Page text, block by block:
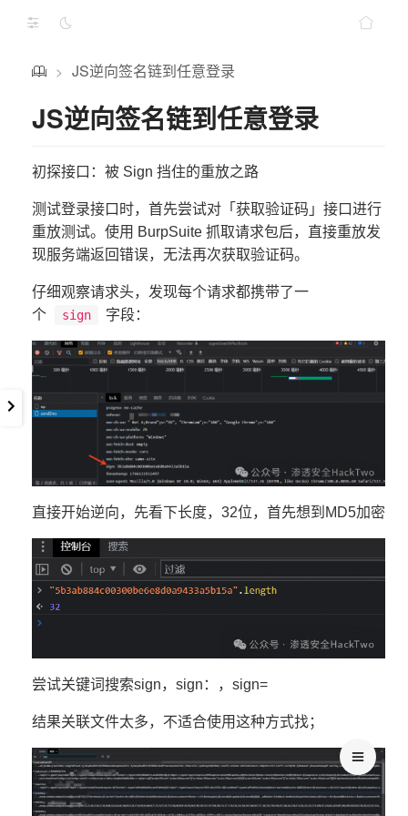
> JS逆向签名链到任意登录
JS逆向签名链到任意登录
初探接口：被 Sign 挡住的重放之路
测试登录接口时，首先尝试对「获取验证码」接口进行
重放测试。使用 BurpSuite 抓取请求包后，直接重放发
现服务端返回错误，无法再次获取验证码。
仔细观察请求头，发现每个请求都携带了一
个
sign 字段：
直接开始逆向，先看下长度，32位，首先想到MD5加密
尝试关键词搜索sign，sign：，sign=
结果关联文件太多，不适合使用这种方式找；